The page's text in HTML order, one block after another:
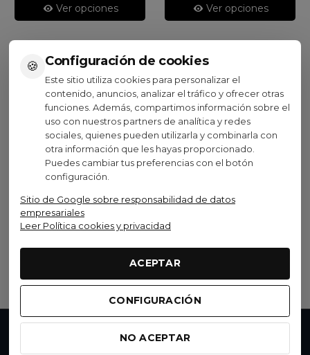
🍪 Configuración de cookies
Este sitio utiliza cookies para personalizar el
contenido, anuncios, analizar el tráfico y ofrecer otras
funciones. Además, compartimos información sobre el
uso con nuestros partners de analítica y redes
sociales, quienes pueden utilizarla y combinarla con
otra información que les hayas proporcionado.
Puedes cambiar tus preferencias con el botón
configuración.
Sitio de Google sobre responsabilidad de datos
empresariales
Leer Política cookies y privacidad
ACEPTAR
CONFIGURACIÓN
NO ACEPTAR
Ver opciones Ver opciones
Visto recientemente
No disponible
MAHLE
Batería Range Extender
MAHLE E185
No te pierdas nada